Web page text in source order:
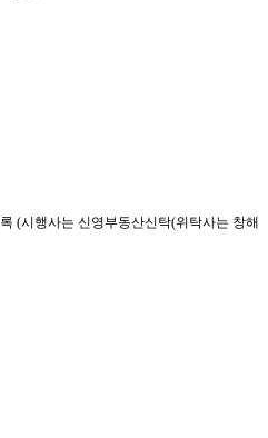
(시행사는 신영부동산신탁(위탁사는 창해